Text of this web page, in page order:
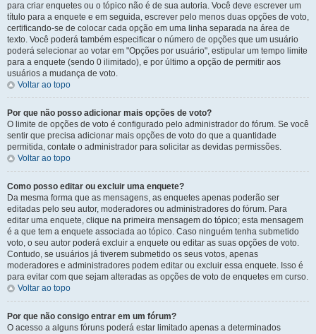
para criar enquetes ou o tópico não é de sua autoria. Você deve escrever um
título para a enquete e em seguida, escrever pelo menos duas opções de voto,
certificando-se de colocar cada opção em uma linha separada na área de
texto. Você poderá também especificar o número de opções que um usuário
poderá selecionar ao votar em "Opções por usuário", estipular um tempo limite
para a enquete (sendo 0 ilimitado), e por último a opção de permitir aos
usuários a mudança de voto.
Voltar ao topo
Por que não posso adicionar mais opções de voto?
O limite de opções de voto é configurado pelo administrador do fórum. Se você
sentir que precisa adicionar mais opções de voto do que a quantidade
permitida, contate o administrador para solicitar as devidas permissões.
Voltar ao topo
Como posso editar ou excluir uma enquete?
Da mesma forma que as mensagens, as enquetes apenas poderão ser
editadas pelo seu autor, moderadores ou administradores do fórum. Para
editar uma enquete, clique na primeira mensagem do tópico; esta mensagem
é a que tem a enquete associada ao tópico. Caso ninguém tenha submetido
voto, o seu autor poderá excluir a enquete ou editar as suas opções de voto.
Contudo, se usuários já tiverem submetido os seus votos, apenas
moderadores e administradores podem editar ou excluir essa enquete. Isso é
para evitar com que sejam alteradas as opções de voto de enquetes em curso.
Voltar ao topo
Por que não consigo entrar em um fórum?
O acesso a alguns fóruns poderá estar limitado apenas a determinados